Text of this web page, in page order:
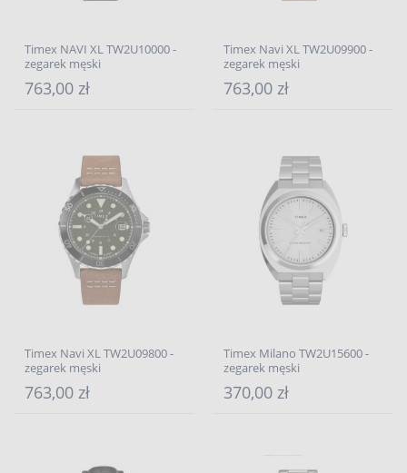
Timex NAVI XL TW2U10000 -
zegarek męski
763,00 zł
Timex Navi XL TW2U09900 -
zegarek męski
763,00 zł
Timex Navi XL TW2U09800 -
zegarek męski
763,00 zł
Timex Milano TW2U15600 -
zegarek męski
370,00 zł